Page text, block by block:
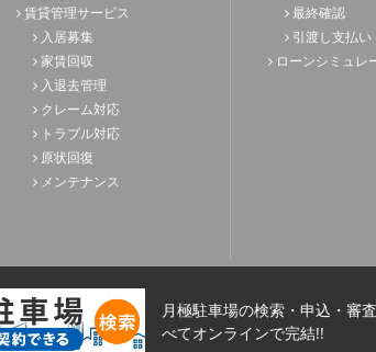
賃貸管理サービス
入居募集
家賃回収
入退去管理
クレーム対応
トラブル対応
原状回復
メンテナンス
最終確認
引渡し支払い
ローンシミュレ
月極駐車場の検索・申込・審
べてオンラインで完結!!